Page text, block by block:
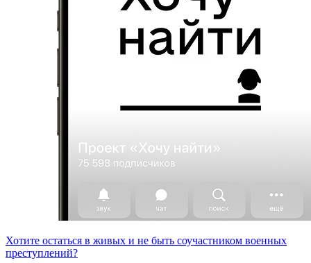
Хотите остаться в живых и не быть соучастником военных
преступлений?